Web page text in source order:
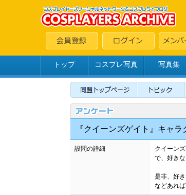
トップ コスプレ写真 写真集
『クイーンズゲイト』キャ
設問の詳細
クイーン
で、好き
是非、好
などあれ